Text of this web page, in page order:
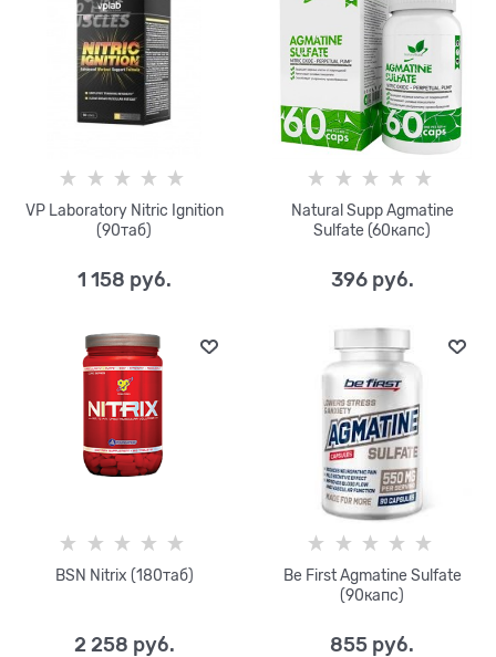
VP Laboratory Nitric Ignition
(90таб)
1 158 руб.
Natural Supp Agmatine
Sulfate (60капс)
396 руб.
BSN Nitrix (180таб)
2 258 руб.
Be First Agmatine Sulfate
(90капс)
855 руб.